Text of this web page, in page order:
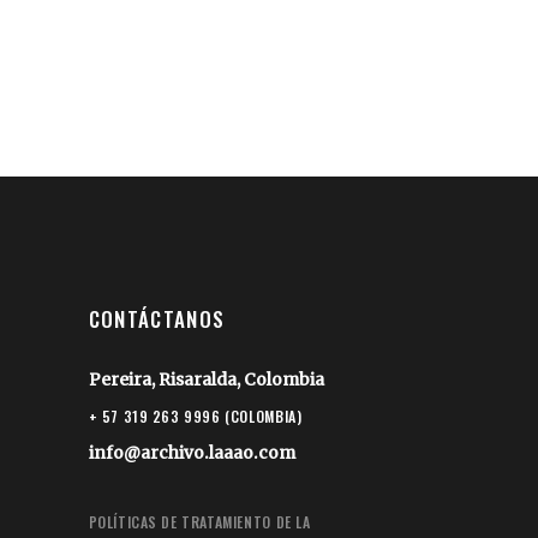
CONTÁCTANOS
Pereira, Risaralda, Colombia
+ 57 319 263 9996 (COLOMBIA)
info@archivo.laaao.com
POLÍTICAS DE TRATAMIENTO DE LA